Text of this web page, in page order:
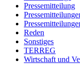
Pressemitteilung
Reden
Sonstiges
TERREG
Wirtschaft und